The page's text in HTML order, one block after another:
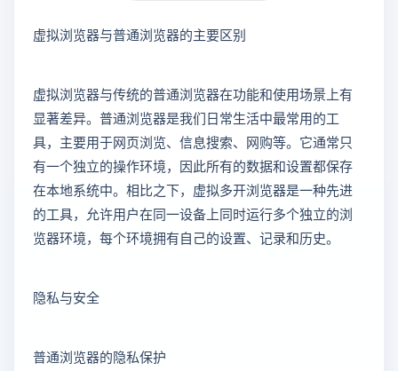
虚拟浏览器与普通浏览器的主要区别
虚拟浏览器与传统的普通浏览器在功能和使用场景上有
显著差异。普通浏览器是我们日常生活中最常用的工
具，主要用于网页浏览、信息搜索、网购等。它通常只
有一个独立的操作环境，因此所有的数据和设置都保存
在本地系统中。相比之下，虚拟多开浏览器是一种先进
的工具，允许用户在同一设备上同时运行多个独立的浏
览器环境，每个环境拥有自己的设置、记录和历史。
隐私与安全
普通浏览器的隐私保护